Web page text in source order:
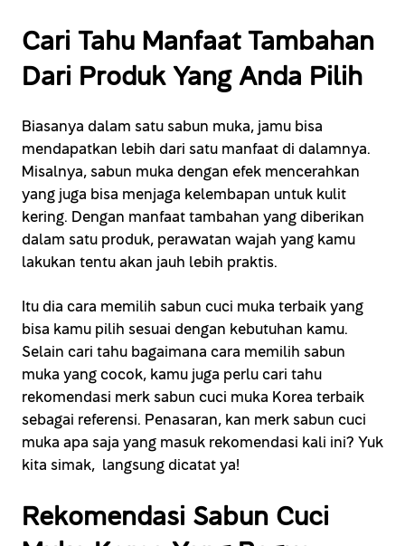
Cari Tahu Manfaat Tambahan
Dari Produk Yang Anda Pilih
Biasanya dalam satu sabun muka, jamu bisa
mendapatkan lebih dari satu manfaat di dalamnya.
Misalnya, sabun muka dengan efek mencerahkan
yang juga bisa menjaga kelembapan untuk kulit
kering. Dengan manfaat tambahan yang diberikan
dalam satu produk, perawatan wajah yang kamu
lakukan tentu akan jauh lebih praktis.
Itu dia cara memilih sabun cuci muka terbaik yang
bisa kamu pilih sesuai dengan kebutuhan kamu.
Selain cari tahu bagaimana cara memilih sabun
muka yang cocok, kamu juga perlu cari tahu
rekomendasi merk sabun cuci muka Korea terbaik
sebagai referensi. Penasaran, kan merk sabun cuci
muka apa saja yang masuk rekomendasi kali ini? Yuk
kita simak, langsung dicatat ya!
Rekomendasi Sabun Cuci